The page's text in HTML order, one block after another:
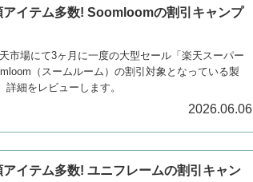
アイテム多数! Soomloomの割引キャンプ
市場にて3ヶ月に一度の大型セール「楽天スーパー
（スームルーム）の割引対象となっている製
細をレビューします。
2026.06.06
イテム多数! ユニフレームの割引キャン